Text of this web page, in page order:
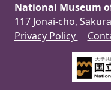
National Museum
117 Jonai-cho,
Privacy Policy